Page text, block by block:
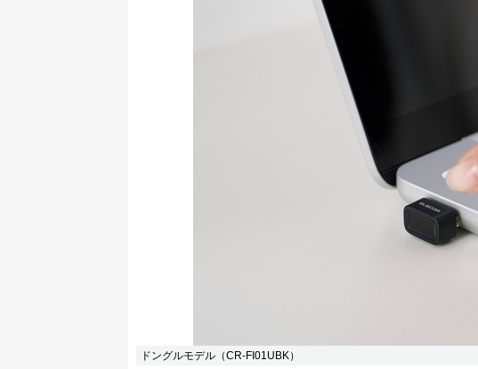
ドングルモデル（CR-FI01UBK）